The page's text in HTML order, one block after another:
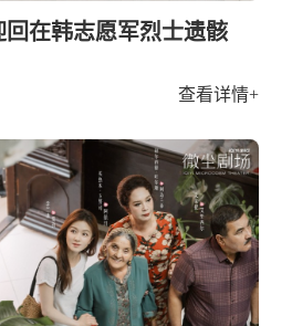
在韩志愿军烈士遗骸
查看详情+